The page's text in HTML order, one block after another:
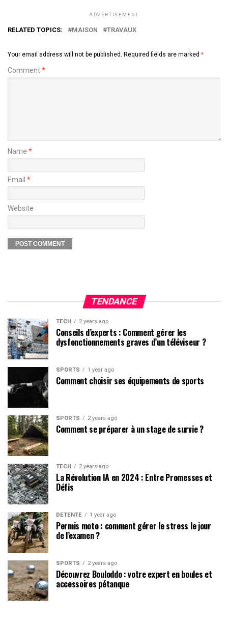
ADVERTISEMENT
RELATED TOPICS: MAISON TRAVAUX
Your email address will not be published. Required fields are marked *
Comment*
Name *
Email *
Website
TENDANCE
TECH 2 years ago
Conseils d’experts : Comment gérer les
dysfonctionnements graves d’un téléviseur ?
SPORTS 1 year ago
Comment choisir ses équipements de sports
SPORTS 2 years ago
Comment se préparer à un stage de survie ?
TECH 2 years ago
La Révolution IA en 2024 : Entre Promesses et
Défis
DÉTENTE 1 year ago
Permis moto : comment gérer le stress le jour
de l’examen ?
SPORTS 2 years ago
Découvrez Bouloddo : votre expert en boules et
accessoires pétanque